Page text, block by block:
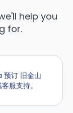
help you
for.
预订 旧金山
服支持。